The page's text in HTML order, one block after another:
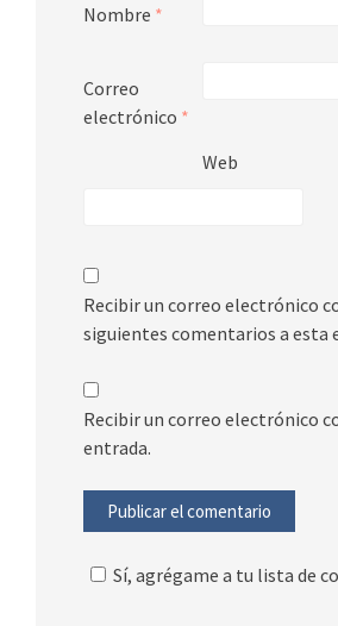
Nombre *
Correo
electrónico *
Web
Recibir un correo electrónico
siguientes comentarios a esta
Recibir un correo electrónico
entrada.
Sí, agrégame a tu lista de